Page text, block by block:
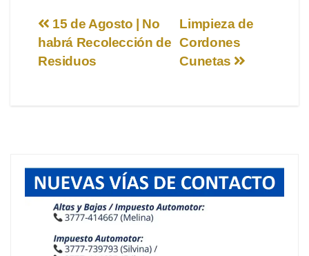
Navegación
de
Limpieza de
Cordones
Cunetas
15 de Agosto | No
habrá Recolección de
Residuos